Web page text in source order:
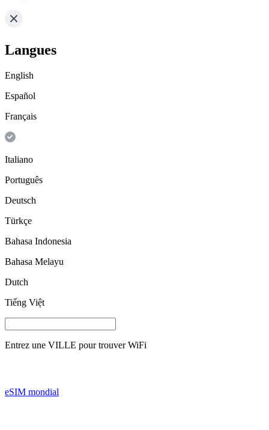
Langues
English
Español
Français
Italiano
Português
Deutsch
Türkçe
Bahasa Indonesia
Bahasa Melayu
Dutch
Tiếng Việt
Entrez une VILLE pour trouver WiFi
eSIM mondial